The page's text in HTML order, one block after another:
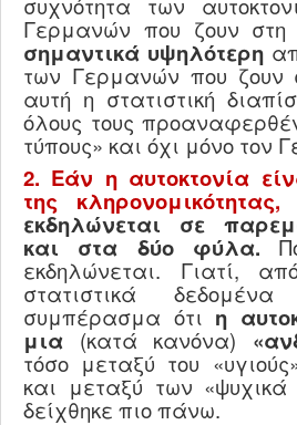
Γερμανών που ζουν
σημαντικά υψηλότερη
των Γερμανών που ζουν
αυτή η στατιστική
όλους τους
τύπους» και όχι μόνο τον
2. Εάν η αυτοκτονία
της κληρονομικότητας,
εκδηλώνεται σε
και στα δύο φύλα.
εκδηλώνεται. Γιατί,
στατιστικά
συμπέρασμα ότι η
μια (κατά κανόνα)
τόσο μεταξύ του
και μεταξύ των
δείχθηκε πιο πάνω.